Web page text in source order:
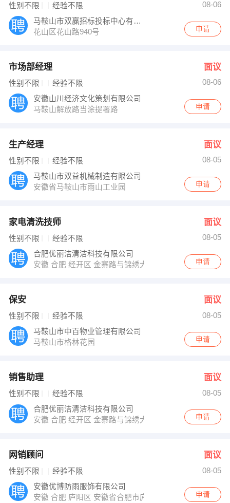
性别不限 经验不限
08-06
马鞍山市双赢招标投标中心有限责任公司
花山区花山路940号
申请
市场部经理 面议
性别不限 经验不限
08-06
安徽山川经济文化策划有限公司
马鞍山解放路当涂提署路
申请
生产经理 面议
性别不限 经验不限
08-05
马鞍山市双益机械制造有限公司
安徽省马鞍山市雨山工业园
申请
家电清洗技师 面议
性别不限 经验不限
08-05
合肥优丽洁清洁科技有限公司
安徽 合肥 经开区 金寨路与锦绣大道交叉口鸿昌检测中心
申请
保安 面议
性别不限 经验不限
08-05
马鞍山市中百物业管理有限公司
马鞍山市格林花园
申请
销售助理 面议
性别不限 经验不限
08-05
合肥优丽洁清洁科技有限公司
安徽 合肥 经开区 金寨路与锦绣大道交叉口鸿昌检测中心
申请
网销顾问 面议
性别不限 经验不限
08-05
安徽优博防雨服饰有限公司
安徽 合肥 庐阳区 安徽省合肥市庐阳区濉溪路168号新天
申请